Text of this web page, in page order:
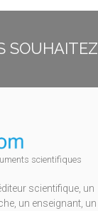
scientifiques
scientifique, un
un enseignant, un